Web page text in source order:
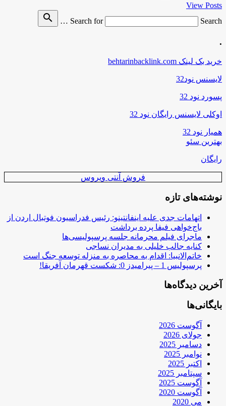
View Posts
Search for
Search …
search
.
خرید بک لینک behtarinbacklink.com
لایسنس نود32
پسورد نود 32
اوکلی لایسنس رایگان نود 32
همیار نود 32
بهترین سئو
رایگان
فروش آنتی ویروس
نوشته‌های تازه
اتهامات جدی علیه اینفانتینو: رئیس فدراسیون فوتبال اردن از
باج‌خواهی فیفا پرده برداشت
ماجرای فیلم محرمانه جلسه پرسپولیسی‌ها
کنایه جالب خلیلی به مدیران نساجی
خاتم‌الانبیا: اقدام به محاصره به منزله توسعه جنگ است
پرسپولیس 1 – پیرامیدز 0: شکست قهرمان آفریقا!
آخرین دیدگاه‌ها
بایگانی‌ها
آگوست 2026
جولای 2026
دسامبر 2025
نوامبر 2025
اکتبر 2025
سپتامبر 2025
آگوست 2025
آگوست 2020
می 2020